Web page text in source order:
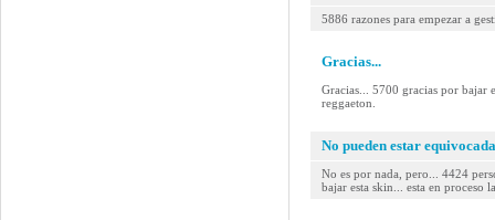
5886 razones para empezar a
Gracias...
Gracias... 5700 gracias por
reggaeton.
No pueden estar
No es por nada, pero... 4424
bajar esta skin... esta en proceso